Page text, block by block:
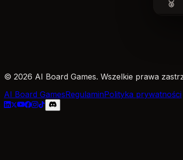
🥈
© 2026 AI Board Games. Wszelkie prawa
AI Board GamesRegulaminPolityka prywatności